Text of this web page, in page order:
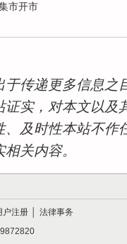
市开市
于传递更多信息之
实，对本文以及
及时性本站不作
关内容。
户注册
法律事务